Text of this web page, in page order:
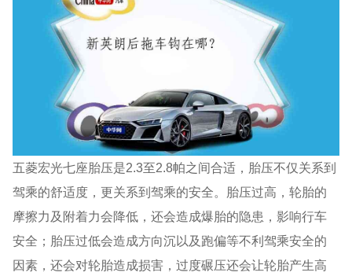
五菱宏光七座胎压是2.3至2.8帕之间合适，胎压不仅关系到
驾乘的舒适度，更关系到驾乘的安全。胎压过高，轮胎的
摩擦力及附着力会降低，还会造成爆胎的隐患，影响行车
安全；胎压过低会造成方向沉以及跑偏等不利驾乘安全的
因素，还会对轮胎造成损害，过度碾压还会让轮胎产生高